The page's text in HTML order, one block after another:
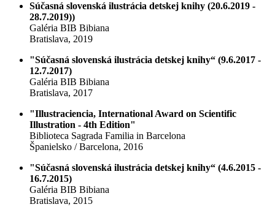
Súčasná slovenská ilustrácia detskej knihy (20.6.2019 -
28.7.2019))
Galéria BIB Bibiana
Bratislava, 2019
"Súčasná slovenská ilustrácia detskej knihy“ (9.6.2017 -
12.7.2017)
Galéria BIB Bibiana
Bratislava, 2017
"Illustraciencia, International Award on Scientific
Illustration - 4th Edition"
Biblioteca Sagrada Familia in Barcelona
Španielsko / Barcelona, 2016
"Súčasná slovenská ilustrácia detskej knihy“ (4.6.2015 -
16.7.2015)
Galéria BIB Bibiana
Bratislava, 2015